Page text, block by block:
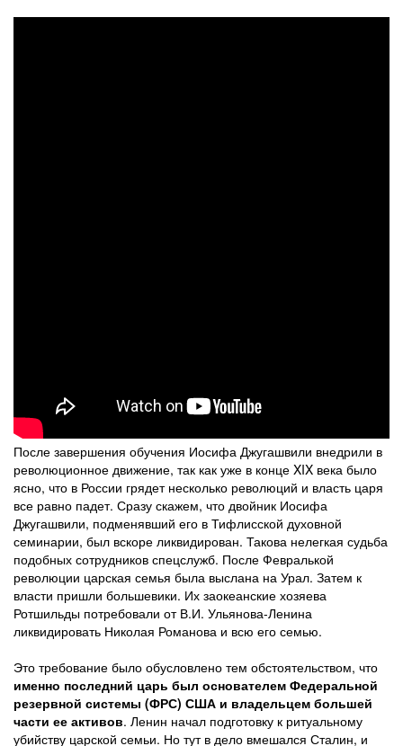
После завершения обучения Иосифа Джугашвили внедрили в
революционное движение, так как уже в конце XIX века было
ясно, что в России грядет несколько революций и власть царя
все равно падет. Сразу скажем, что двойник Иосифа
Джугашвили, подменявший его в Тифлисской духовной
семинарии, был вскоре ликвидирован. Такова нелегкая судьба
подобных сотрудников спецслужб. После Февралькой
революции царская семья была выслана на Урал. Затем к
власти пришли большевики. Их заокеанские хозяева
Ротшильды потребовали от В.И. Ульянова-Ленина
ликвидировать Николая Романова и всю его семью.
Это требование было обусловлено тем обстоятельством, что
именно последний царь был основателем Федеральной
резервной системы (ФРС) США и владельцем большей
части ее активов. Ленин начал подготовку к ритуальному
убийству царской семьи. Но тут в дело вмешался Сталин, и